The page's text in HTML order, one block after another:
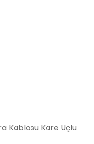
Kablosu Kare Uçlu